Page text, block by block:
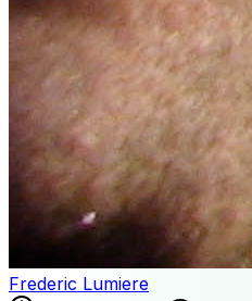
Frederic Lumiere